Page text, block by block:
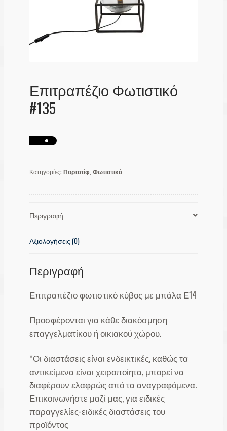
Επιτραπέζιο Φωτιστικό
#135
Κατηγορίες:Πορτατίφ ,Φωτιστικά
Περιγραφή
Αξιολογήσεις (0)
Περιγραφή
Επιτραπέζιο φωτιστικό κύβος με μπάλα Ε14
Προσφέρονται για κάθε διακόσμηση
επαγγελματίκου ή οικιακού χώρου.
*Οι διαστάσεις είναι ενδεικτικές, καθώς τα
αντικείμενα είναι χειροποίητα, μπορεί να
διαφέρουν ελαφρώς από τα αναγραφόμενα.
Επικοινωνήστε μαζί μας, για ειδικές
παραγγελίες-ειδικές διαστάσεις του
προϊόντος